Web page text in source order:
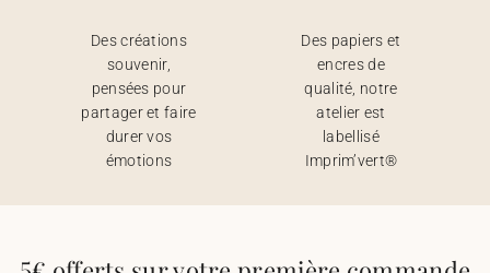
Des créations
souvenir,
pensées pour
partager et faire
durer vos
émotions
Des papiers et
encres de
qualité, notre
atelier est
labellisé
Imprim’vert®